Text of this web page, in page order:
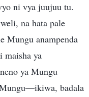
ni vya juujuu tu.
na hata pale
Mungu anampenda
maisha ya
ya Mungu
Mungu—ikiwa, badala